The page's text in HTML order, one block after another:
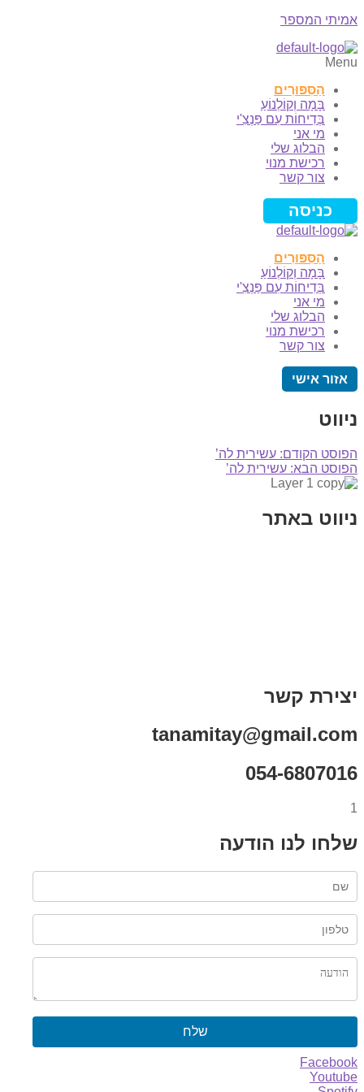
אמיתי המספר
Menu
הַסִּפּוּרִים
בָּמָה וְקוֹלְנוֹעַ
בְּדִיחוֹת עִם פַּנְצִ'י
מי אני
הבלוג שלי
רכישת מנוי
צור קשר
כניסה
הַסִּפּוּרִים
בָּמָה וְקוֹלְנוֹעַ
בְּדִיחוֹת עִם פַּנְצִ'י
מי אני
הבלוג שלי
רכישת מנוי
צור קשר
אזור אישי
ניווט
הפוסט הקודם: עשירית לה’
הפוסט הבא: עשירית לה’
ניווט באתר
יצירת קשר
tanamitay@gmail.com
054-6807016
1
שלחו לנו הודעה
שלח
Facebook
Youtube